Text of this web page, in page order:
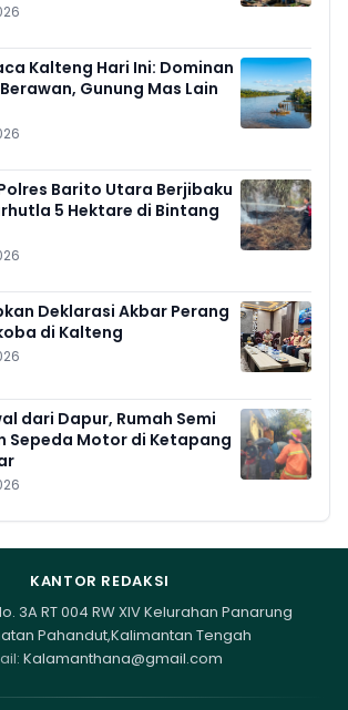
Kalteng Hari Ini: Dominan
Gunung Mas Lain
Barito Utara Berjibaku
5 Hektare di Bintang
Deklarasi Akbar Perang
di Kalteng
dari Dapur, Rumah Semi
Sepeda Motor di Ketapang
KANTOR REDAKSI
3A RT 004 RW XIV Kelurahan Panarung
Pahandut,Kalimantan Tengah
Kalamanthana@gmail.com